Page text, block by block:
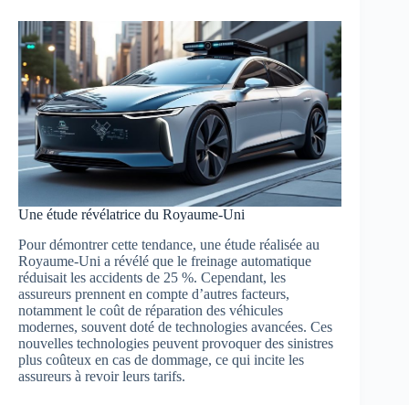
Une étude révélatrice du Royaume-Uni
Pour démontrer cette tendance, une étude réalisée au
Royaume-Uni a révélé que le freinage automatique
réduisait les accidents de 25 %. Cependant, les
assureurs prennent en compte d’autres facteurs,
notamment le coût de réparation des véhicules
modernes, souvent doté de technologies avancées. Ces
nouvelles technologies peuvent provoquer des sinistres
plus coûteux en cas de dommage, ce qui incite les
assureurs à revoir leurs tarifs.